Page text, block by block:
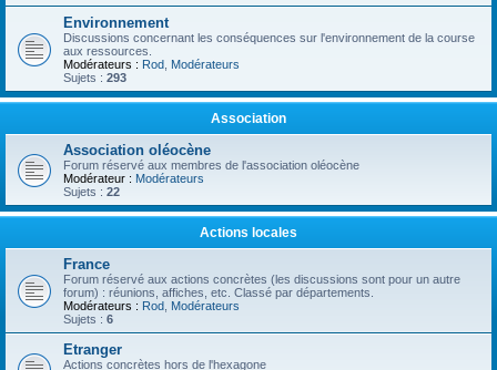
Environnement
Discussions concernant les conséquences sur l'environnement de la course
aux ressources.
Modérateurs : Rod Modérateurs
Sujets : 293
Association
Association oléocène
Forum réservé aux membres de l'association oléocène
Modérateur : Modérateurs
Sujets : 22
Actions locales
France
Forum réservé aux actions concrètes (les discussions sont pour un autre
forum) : réunions, affiches, etc. Classé par départements.
Modérateurs : Rod Modérateurs
Sujets : 6
Etranger
Actions concrètes hors de l'hexagone